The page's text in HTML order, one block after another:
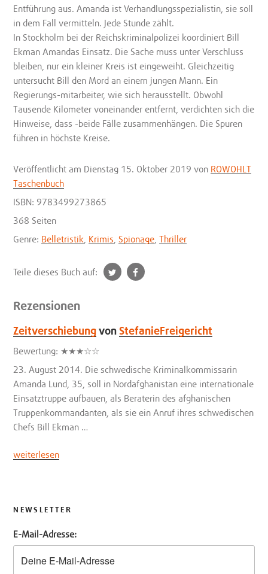
Entführung aus. Amanda ist Verhandlungsspezialistin, sie soll
in dem Fall vermitteln. Jede Stunde zählt.
In Stockholm bei der Reichskriminalpolizei koordiniert Bill
Ekman Amandas Einsatz. Die Sache muss unter Verschluss
bleiben, nur ein kleiner Kreis ist eingeweiht. Gleichzeitig
untersucht Bill den Mord an einem jungen Mann. Ein
Regierungs-mitarbeiter, wie sich herausstellt. Obwohl
Tausende Kilometer voneinander entfernt, verdichten sich die
Hinweise, dass -beide Fälle zusammenhängen. Die Spuren
führen in höchste Kreise.
Veröffentlicht am Dienstag 15. Oktober 2019 von ROWOHLT
Taschenbuch
ISBN: 9783499273865
368 Seiten
Genre: Belletristik Krimis Spionage ,Thriller
Teile dieses Buch auf:
t
t
b
k
Rezensionen
ZeitverschiebungvonStefanieFreigericht
Bewertung: 3
S
★★★☆☆
23. August 2014. Die schwedische Kriminalkommissarin
Amanda Lund, 35, soll in Nordafghanistan eine internationale
Einsatztruppe aufbauen, als Beraterin des afghanischen
Truppenkommandanten, als sie ein Anruf ihres schwedischen
Chefs Bill Ekman …
„Zeitverschiebung“
weiterlesen
NEWSLETTER
E-Mail-Adresse: